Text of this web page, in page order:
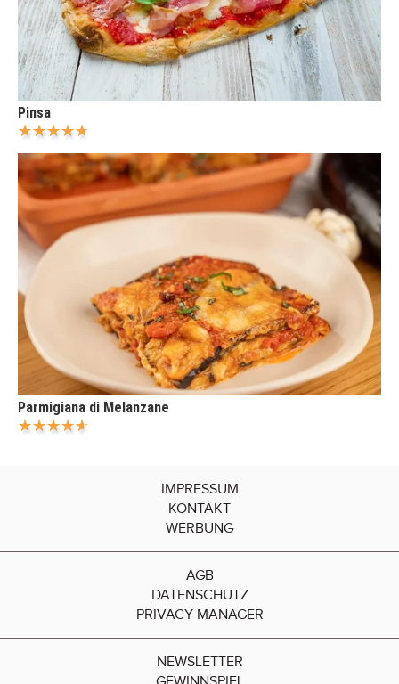
Pinsa
Parmigiana di Melanzane
IMPRESSUM
KONTAKT
WERBUNG
AGB
DATENSCHUTZ
PRIVACY MANAGER
NEWSLETTER